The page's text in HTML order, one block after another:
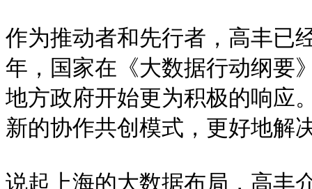
作为推动者和先行者，高丰已
年，国家在《大数据行动纲要
地方政府开始更为积极的响应
新的协作共创模式，更好地解
说起上海的大数据布局，高丰